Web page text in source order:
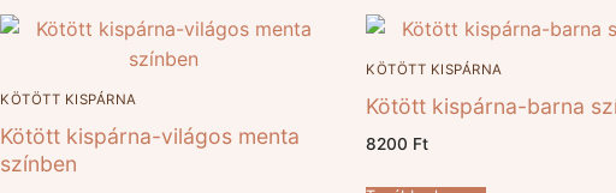
KÖTÖTT KISPÁRNA
Kötött kispárna-világos menta
színben
KÖTÖTT KISPÁRNA
Kötött kispárna-barna
8200 Ft